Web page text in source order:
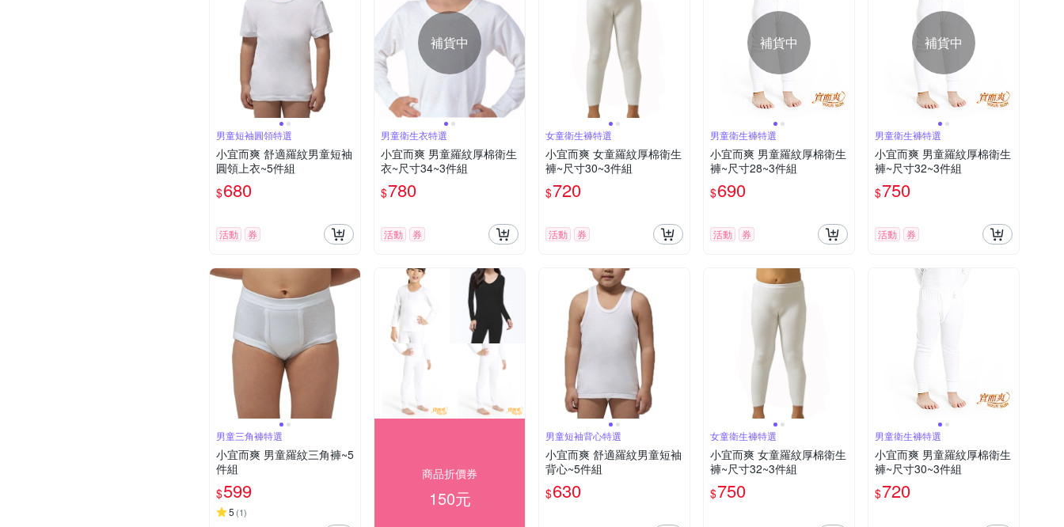
男童短袖圓領特選
小宜而爽 舒適羅紋男童短袖
圓領上衣~5件組
$680
活動 券
補貨中
男童衛生衣特選
小宜而爽 男童羅紋厚棉衛生
衣~尺寸34~3件組
$780
活動 券
女童衛生褲特選
小宜而爽 女童羅紋厚棉衛生
褲~尺寸30~3件組
$720
活動 券
補貨中
男童衛生褲特選
小宜而爽 男童羅紋厚棉衛生
褲~尺寸28~3件組
$690
活動 券
補貨中
男童衛生褲特選
小宜而爽 男童羅紋厚棉衛生
褲~尺寸32~3件組
$750
活動 券
男童三角褲特選
小宜而爽 男童羅紋三角褲~5
件組
$599
5 (1)
商品折價券
150元
男童短袖背心特選
小宜而爽 舒適羅紋男童短袖
背心~5件組
$630
女童衛生褲特選
小宜而爽 女童羅紋厚棉衛生
褲~尺寸32~3件組
$750
男童衛生褲特選
小宜而爽 男童羅紋厚棉衛生
褲~尺寸30~3件組
$720